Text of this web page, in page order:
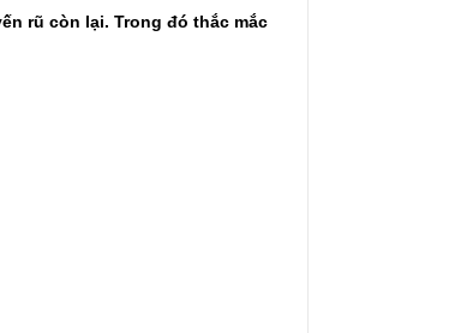
rũ còn lại. Trong đó thắc mắc